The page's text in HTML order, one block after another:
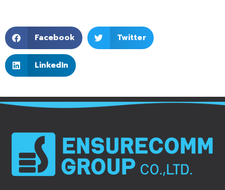
Facebook Twitter
LinkedIn